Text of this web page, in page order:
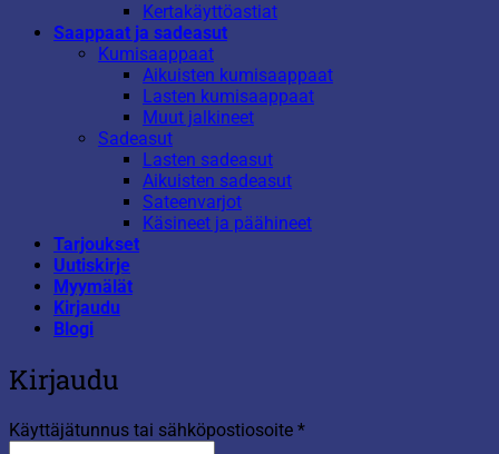
Kertakäyttöastiat
Saappaat ja sadeasut
Kumisaappaat
Aikuisten kumisaappaat
Lasten kumisaappaat
Muut jalkineet
Sadeasut
Lasten sadeasut
Aikuisten sadeasut
Sateenvarjot
Käsineet ja päähineet
Tarjoukset
Uutiskirje
Myymälät
Kirjaudu
Blogi
Kirjaudu
Käyttäjätunnus tai sähköpostiosoite *Vaaditaan